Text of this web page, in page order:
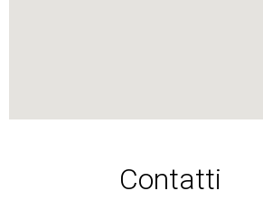
Contatti